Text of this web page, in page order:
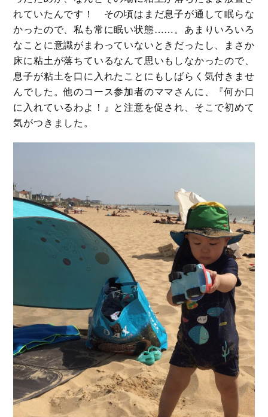
れていたんです！ その頃はまだ息子が通して眠らな
かったので、私も常に眠い状態……。あまりいろいろ
なことに意識がまわっていないときだったし、まさか
床に粘土が落ちているなんて思いもしなかったので、
息子が粘土を口に入れたことにもしばらく気付きませ
んでした。他のコース参加者のママさんに、『何か口
に入れているわよ！』と注意を促され、そこで初めて
気がつきました。